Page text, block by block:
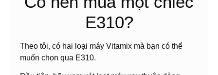
E310?
Theo tôi, có hai loại máy Vitamix mà bạn có thể
muốn chọn qua E310.